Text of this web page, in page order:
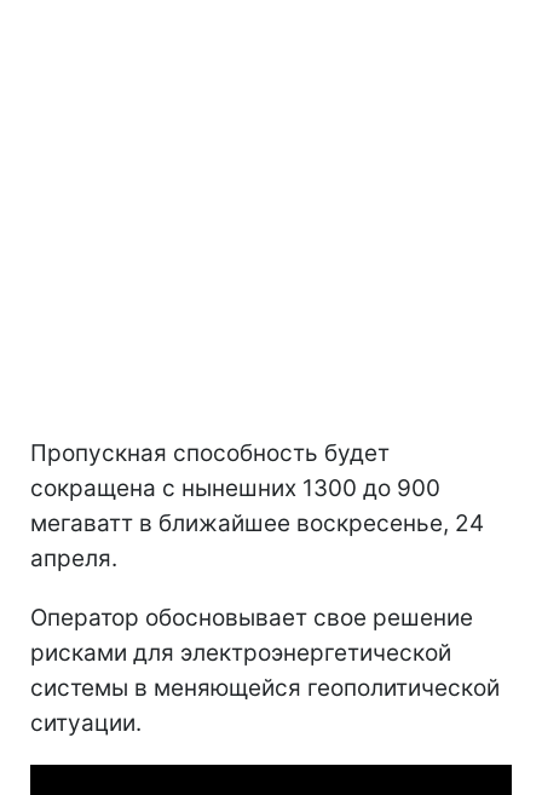
Пропускная способность будет
сокращена с нынешних 1300 до 900
мегаватт в ближайшее воскресенье, 24
апреля.
Оператор обосновывает свое решение
рисками для электроэнергетической
системы в меняющейся геополитической
ситуации.